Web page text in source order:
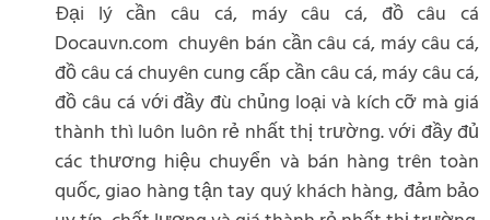
Đại lý cần câu cá, máy câu cá, đồ câu cá
Docauvn.com chuyên bán cần câu cá, máy câu cá,
đồ câu cá chuyên cung cấp cần câu cá, máy câu cá,
đồ câu cá với đầy đù chủng loại và kích cỡ mà giá
thành thì luôn luôn rẻ nhất thị trường. với đầy đủ
các thương hiệu chuyển và bán hàng trên toàn
quốc, giao hàng tận tay quý khách hàng, đảm bảo